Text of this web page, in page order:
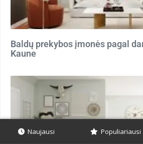
Baldų prekybos įmonės pagal
Kaune
Naujausi Populiariausi